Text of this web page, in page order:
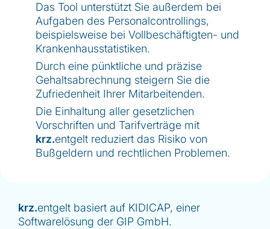
Das Tool unterstützt Sie außerdem bei
Aufgaben des Personalcontrollings,
beispielsweise bei Vollbeschäftigten- und
Krankenhausstatistiken.
Durch eine pünktliche und präzise
Gehaltsabrechnung steigern Sie die
Zufriedenheit Ihrer Mitarbeitenden.
Die Einhaltung aller gesetzlichen
Vorschriften und Tarifverträge mit
krz.entgelt reduziert das Risiko von
Bußgeldern und rechtlichen Problemen.
krz.entgelt basiert auf KIDICAP, einer
Softwarelösung der GIP GmbH.